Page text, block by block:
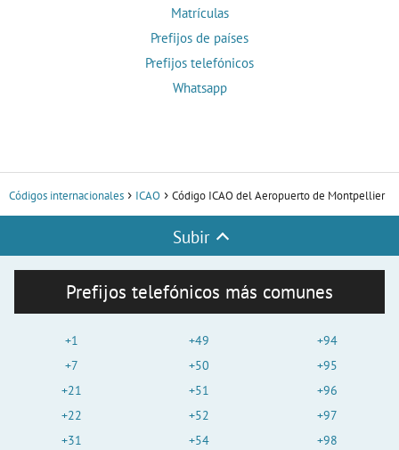
Matrículas
Prefijos de países
Prefijos telefónicos
Whatsapp
Códigos internacionales ICAO Código ICAO del Aeropuerto de Montpellier
Subir
Prefijos telefónicos más comunes
+1
+7
+21
+22
+31
+49
+50
+51
+52
+54
+94
+95
+96
+97
+98